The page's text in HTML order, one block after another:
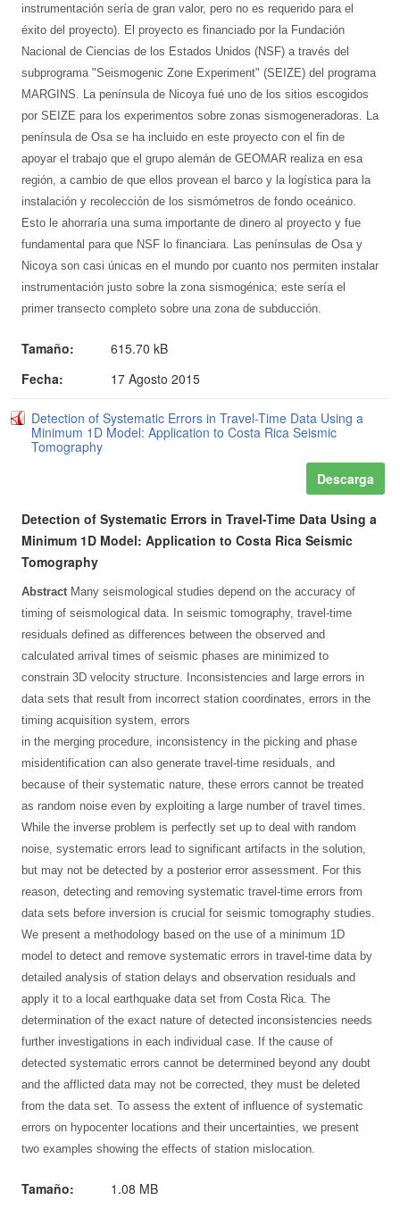
instrumentación sería de gran valor, pero no es requerido para el
éxito del proyecto). El proyecto es financiado por la Fundación
Nacional de Ciencias de los Estados Unidos (NSF) a través del
subprograma "Seismogenic Zone Experiment" (SEIZE) del programa
MARGINS. La península de Nicoya fué uno de los sitios escogidos
por SEIZE para los experimentos sobre zonas sismogeneradoras. La
península de Osa se ha incluido en este proyecto con el fin de
apoyar el trabajo que el grupo alemán de GEOMAR realiza en esa
región, a cambio de que ellos provean el barco y la logística para la
instalación y recolección de los sismómetros de fondo oceánico.
Esto le ahorraría una suma importante de dinero al proyecto y fue
fundamental para que NSF lo financiara. Las penínsulas de Osa y
Nicoya son casi únicas en el mundo por cuanto nos permiten instalar
instrumentación justo sobre la zona sismogénica; este sería el
primer transecto completo sobre una zona de subducción.
Tamaño:
615.70 kB
Fecha:
17 Agosto 2015
Detection of Systematic Errors in Travel-Time Data Using a
Minimum 1D Model: Application to Costa Rica Seismic
Tomography
Descarga
Detection of Systematic Errors in Travel-Time Data Using a
Minimum 1D Model: Application to Costa Rica Seismic
Tomography
Abstract Many seismological studies depend on the accuracy of
timing of seismological data. In seismic tomography, travel-time
residuals defined as differences between the observed and
calculated arrival times of seismic phases are minimized to
constrain 3D velocity structure. Inconsistencies and large errors in
data sets that result from incorrect station coordinates, errors in the
timing acquisition system, errors
in the merging procedure, inconsistency in the picking and phase
misidentification can also generate travel-time residuals, and
because of their systematic nature, these errors cannot be treated
as random noise even by exploiting a large number of travel times.
While the inverse problem is perfectly set up to deal with random
noise, systematic errors lead to significant artifacts in the solution,
but may not be detected by a posterior error assessment. For this
reason, detecting and removing systematic travel-time errors from
data sets before inversion is crucial for seismic tomography studies.
We present a methodology based on the use of a minimum 1D
model to detect and remove systematic errors in travel-time data by
detailed analysis of station delays and observation residuals and
apply it to a local earthquake data set from Costa Rica. The
determination of the exact nature of detected inconsistencies needs
further investigations in each individual case. If the cause of
detected systematic errors cannot be determined beyond any doubt
and the afflicted data may not be corrected, they must be deleted
from the data set. To assess the extent of influence of systematic
errors on hypocenter locations and their uncertainties, we present
two examples showing the effects of station mislocation.
Tamaño: 1.08 MB